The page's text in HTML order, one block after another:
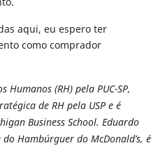
aqui, eu espero ter
como comprador
Humanos (RH) pela PUC-SP,
de RH pela USP e é
Business School. Eduardo
Hambúrguer do McDonald’s, é